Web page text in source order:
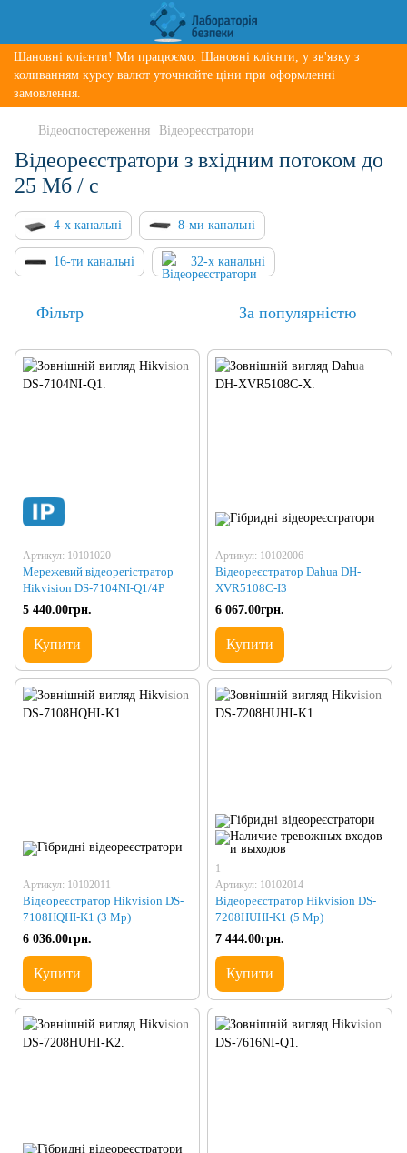
Шановні клієнти! Ми працюємо. Шановні клієнти, у зв'язку з
коливанням курсу валют уточнюйте ціни при оформленні
замовлення.
Відеоспостереження Відеореєстратори
Відеореєстратори з вхідним потоком до
25 Мб / с
4-х канальні 8-ми канальні
16-ти канальні 32-х канальні
Фільтр За популярністю
Артикул: 10101020
Мережевий відеорегістратор
Hikvision DS-7104NI-Q1/4P
5 440.00грн.
Купити
Артикул: 10102006
Відеореєстратор Dahua DH-
XVR5108C-I3
6 067.00грн.
Купити
Артикул: 10102011
Відеореєстратор Hikvision DS-
7108HQHI-K1 (3 Mp)
6 036.00грн.
Купити
1
Артикул: 10102014
Відеореєстратор Hikvision DS-
7208HUHI-K1 (5 Mp)
7 444.00грн.
Купити